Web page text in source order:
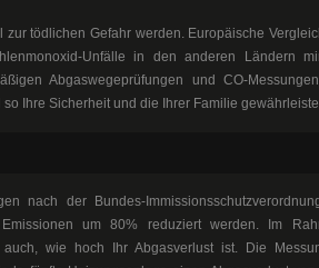
tödlichen Gefahr werden. Europäische
Unfälle in den anderen Ländern
Abgaswegeprüfungen und CO-
Ihre Sicherheit und die Ihrer Familie
nach der Bundes-
um 80% reduziert werden. Im
auch, wie hoch Ihr Abgasverlust ist. Die